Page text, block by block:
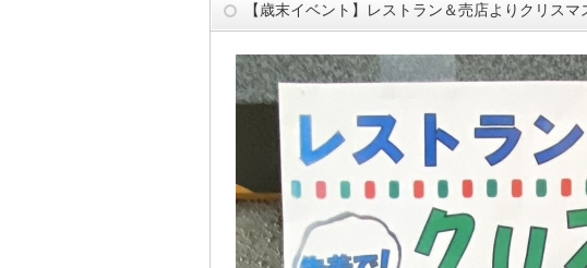
【歳末イベント】レストラン＆売店よりクリスマ